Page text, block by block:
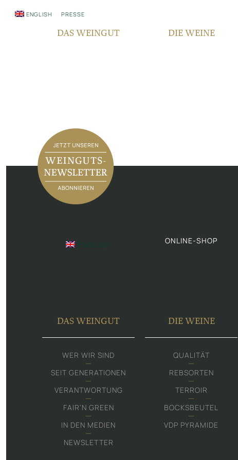
DAS WEINGUT
IN DEN MEDIEN
NEWSLETTER
DIE WEINE
ENGLISH PRESSE
ENGLISH ONLINE-SHOP
DAS WEINGUT
WER WIR SIND
SEIT GENERATIONEN
VERANTWORTUNG
FAIR‘N GREEN
IN DEN MEDIEN
NEWSLETTER
DIE WEINE
QUALITÄT
REBSORTEN
TERROIR
BOCKSBEUTEL
VDP PYRAMIDE